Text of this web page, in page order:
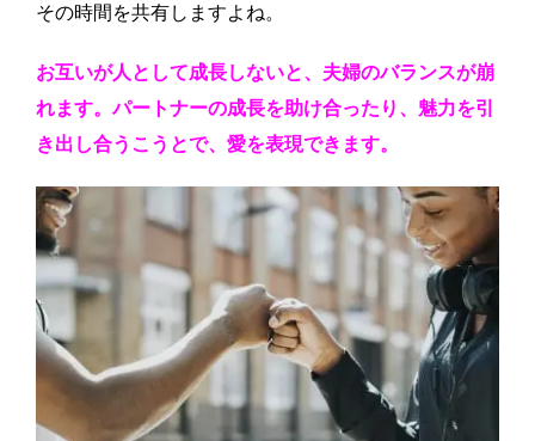
その時間を共有しますよね。
お互いが人として成長しないと、夫婦のバランスが崩
れます。パートナーの成長を助け合ったり、魅力を引
き出し合うこうとで、愛を表現できます。